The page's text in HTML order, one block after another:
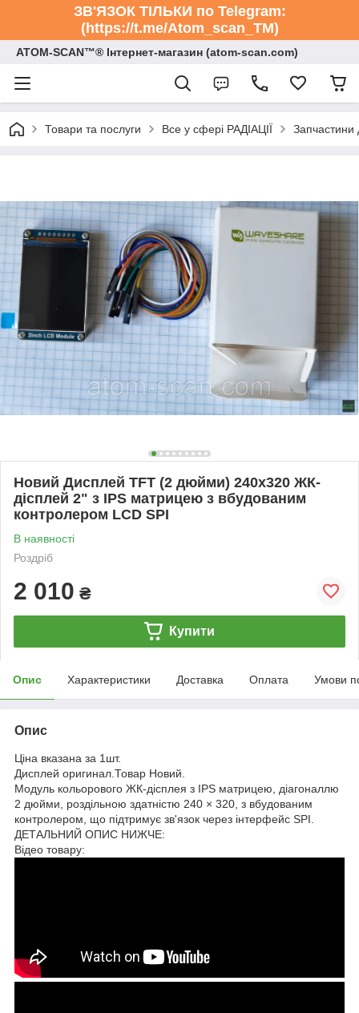
ЗВ'ЯЗОК ТІЛЬКИ по Telegram:
(https://t.me/Atom_scan_TM)
ATOM-SCAN™® Інтернет-магазин (atom-scan.com)
Товари та послуги Все у сфері РАДІАЦІЇ Запчастини
Новий Дисплей TFT (2 дюйми) 240x320 ЖК-
дісплей 2" з IPS матрицею з вбудованим
контролером LCD SPI
В наявності
Роздріб
2 010 ₴
Купити
Опис Характеристики Доставка Оплата Умови
Опис
Ціна вказана за 1шт.
Дисплей оригинал.Товар Новий.
Модуль кольорового ЖК-дісплея з IPS матрицею, діагоналлю
2 дюйми, роздільною здатністю 240 × 320, з вбудованим
контролером, що підтримує зв'язок через інтерфейс SPI.
ДЕТАЛЬНИЙ ОПИС НИЖЧЕ:
Відео товару: